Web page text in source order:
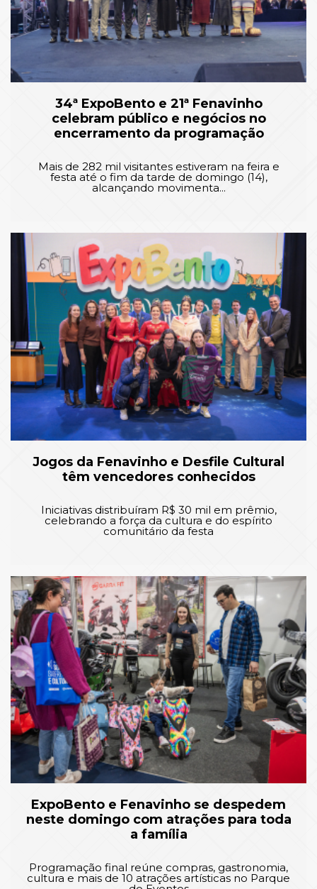
34ª ExpoBento e 21ª Fenavinho
celebram público e negócios no
encerramento da programação
Mais de 282 mil visitantes estiveram na feira e
festa até o fim da tarde de domingo (14),
alcançando movimenta...
Jogos da Fenavinho e Desfile Cultural
têm vencedores conhecidos
Iniciativas distribuíram R$ 30 mil em prêmio,
celebrando a força da cultura e do espírito
comunitário da festa
ExpoBento e Fenavinho se despedem
neste domingo com atrações para toda
a família
Programação final reúne compras, gastronomia,
cultura e mais de 10 atrações artísticas no Parque